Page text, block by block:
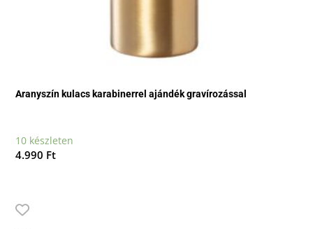
Aranyszín kulacs karabinerrel ajándék gravírozással
10 készleten
4.990 Ft